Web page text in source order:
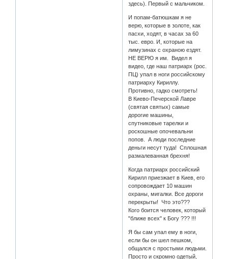
здесь). Первый с мальчиком.
И попам-батюшкам я не
верю, которые в золоте, как
пасхи, ходят, в часах за 60
тыс. евро. И, которые на
лимузинах с охраною ездят.
НЕ ВЕРЮ я им. Видел я
видео, где наш патриарх (рос.
ПЦ) упал в ноги российскому
патриарху Кириллу.
Противно, гадко смотреть!
В Киево-Печерской Лавре
(святая святых) самые
дорогие машины,
спутниковые тарелки и
роскошные опочевальни
попов. А люди последние
деньги несут туда! Сплошная
размалеванная брехня!
Когда патриарх российский
Кирилл приезжает в Киев, его
сопровождает 10 машин
охраны, мигалки. Все дороги
перекрыты! Что это???
Кого боится человек, который
"ближе всех" к Богу ??? !!!
Я бы сам упал ему в ноги,
если бы он шел пешком,
общался с простыми людьми.
Просто и скромно одетый,